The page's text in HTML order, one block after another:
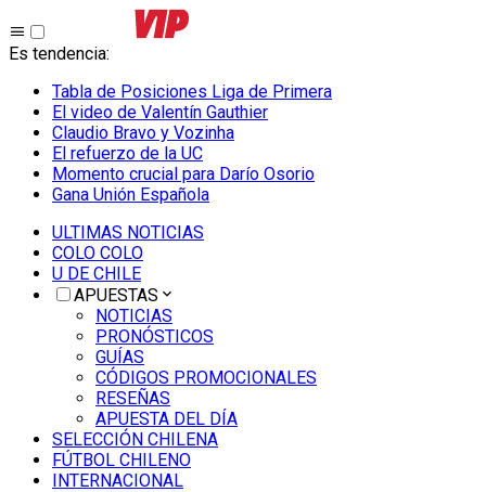
Es tendencia:
Tabla de Posiciones Liga de Primera
El video de Valentín Gauthier
Claudio Bravo y Vozinha
El refuerzo de la UC
Momento crucial para Darío Osorio
Gana Unión Española
ULTIMAS NOTICIAS
COLO COLO
U DE CHILE
APUESTAS
NOTICIAS
PRONÓSTICOS
GUÍAS
CÓDIGOS PROMOCIONALES
RESEÑAS
APUESTA DEL DÍA
SELECCIÓN CHILENA
FÚTBOL CHILENO
INTERNACIONAL